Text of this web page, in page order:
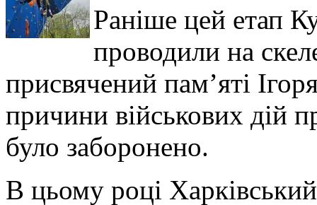
Раніше цей етап
проводили на
присвячений пам’яті
причини військових дій
було заборонено.
В цьому році